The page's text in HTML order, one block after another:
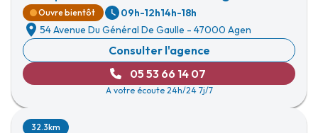
Ouvre bientôt 09h-12h14h-18h
54 Avenue Du Général De Gaulle - 47000 Agen
Consulter l'agence
05 53 66 14 07
A votre écoute 24h/24 7j/7
32.3km